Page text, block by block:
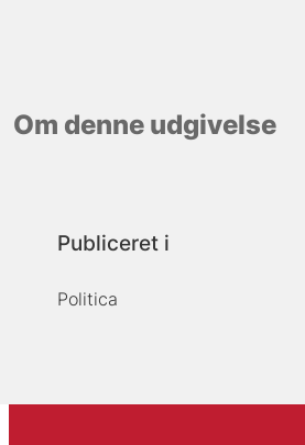
Om denne udgivelse
Publiceret i
Politica